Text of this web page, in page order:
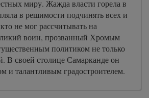
миру. Жажда власти горела в
в решимости подчинять всех и
не мог рассчитывать на
воин, прозванный Хромым
политиком не только
В своей столице Самарканде он
и талантливым градостроителем.